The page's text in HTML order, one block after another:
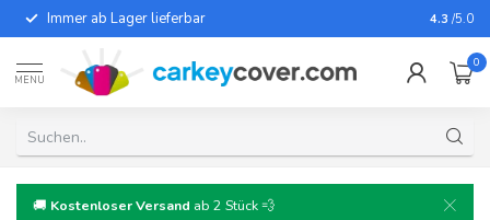
Immer ab Lager lieferbar Für fast
4.3 /5.0
MENU
0
🚚 Kostenloser Versand ab 2 Stück 💨